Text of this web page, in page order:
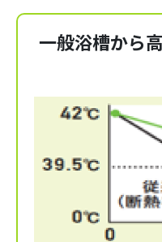
一般浴槽から